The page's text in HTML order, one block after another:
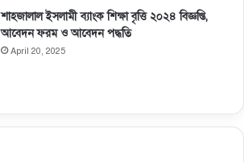
শাহজালাল ইসলামী ব্যাংক শিক্ষা বৃত্তি ২০২৪ বিজ্ঞপ্তি,
আবেদন ফরম ও আবেদন পদ্ধতি
April 20, 2025